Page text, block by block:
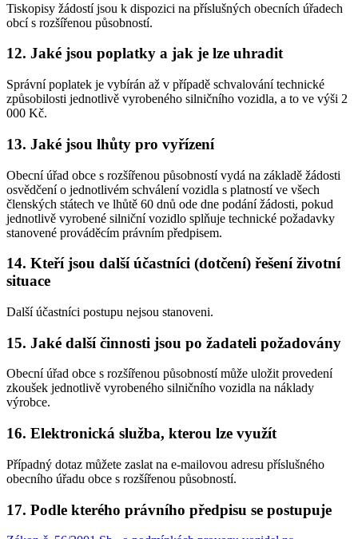
Tiskopisy žádostí jsou k dispozici na příslušných obecních úřadech
obcí s rozšířenou působností.
12. Jaké jsou poplatky a jak je lze uhradit
Správní poplatek je vybírán až v případě schvalování technické
způsobilosti jednotlivě vyrobeného silničního vozidla, a to ve výši 2
000 Kč.
13. Jaké jsou lhůty pro vyřízení
Obecní úřad obce s rozšířenou působností vydá na základě žádosti
osvědčení o jednotlivém schválení vozidla s platností ve všech
členských státech ve lhůtě 60 dnů ode dne podání žádosti, pokud
jednotlivě vyrobené silniční vozidlo splňuje technické požadavky
stanovené prováděcím právním předpisem.
14. Kteří jsou další účastníci (dotčení) řešení životní
situace
Další účastníci postupu nejsou stanoveni.
15. Jaké další činnosti jsou po žadateli požadovány
Obecní úřad obce s rozšířenou působností může uložit provedení
zkoušek jednotlivě vyrobeného silničního vozidla na náklady
výrobce.
16. Elektronická služba, kterou lze využít
Případný dotaz můžete zaslat na e-mailovou adresu příslušného
obecního úřadu obce s rozšířenou působností.
17. Podle kterého právního předpisu se postupuje